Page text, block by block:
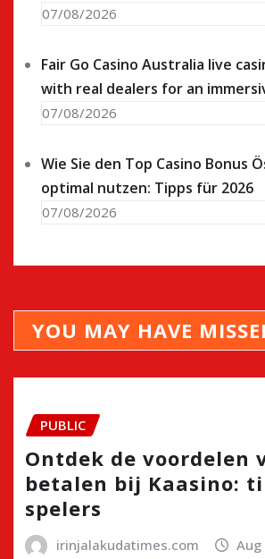
07/08/2026
Fair Go Casino Australia live
with real dealers for an
07/08/2026
Wie Sie den Top Casino Bonus
optimal nutzen: Tipps für 2026
07/08/2026
YOU MAY HAVE
PUBLIC
Ontdek de voordelen
betalen bij Kaasino:
spelers
irinjalakudatimes.com Aug